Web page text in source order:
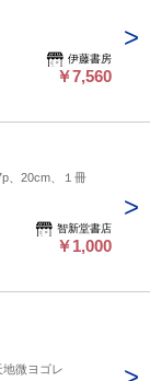
伊藤書房
￥7,560
、20cm、１冊
智新堂書店
￥1,000
微ヨゴレ